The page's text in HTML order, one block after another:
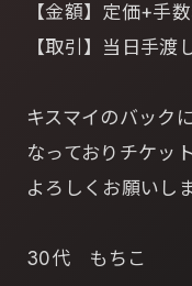
【金額】定価+手
【取引】当日手渡
キスマイのバック
なっておりチケッ
よろしくお願いしま
30代 もちこ